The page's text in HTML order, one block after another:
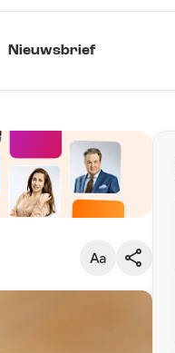
Nieuwsbrief